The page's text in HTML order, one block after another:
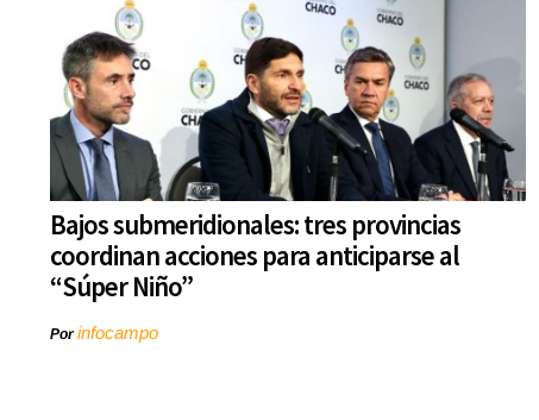
Bajos submeridionales: tres provincias
coordinan acciones para anticiparse al
“Súper Niño”
Porinfocampo